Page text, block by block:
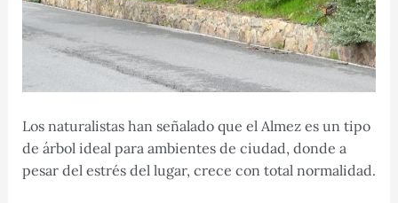
Los naturalistas han señalado que el Almez es un tipo
de árbol ideal para ambientes de ciudad, donde a
pesar del estrés del lugar, crece con total normalidad.